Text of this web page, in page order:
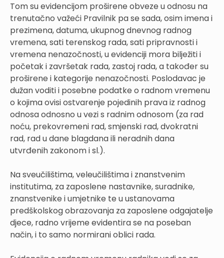
Tom su evidencijom proširene obveze u odnosu na
trenutačno važeći Pravilnik pa se sada, osim imena i
prezimena, datuma, ukupnog dnevnog radnog
vremena, sati terenskog rada, sati pripravnosti i
vremena nenazočnosti, u evidenciji mora bilježiti i
početak i završetak rada, zastoj rada, a također su
proširene i kategorije nenazočnosti. Poslodavac je
dužan voditi i posebne podatke o radnom vremenu
o kojima ovisi ostvarenje pojedinih prava iz radnog
odnosa odnosno u vezi s radnim odnosom (za rad
noću, prekovremeni rad, smjenski rad, dvokratni
rad, rad u dane blagdana ili neradnih dana
utvrđenih zakonom i sl.).
Na sveučilištima, veleučilištima i znanstvenim
institutima, za zaposlene nastavnike, suradnike,
znanstvenike i umjetnike te u ustanovama
predškolskog obrazovanja za zaposlene odgajatelje
djece, radno vrijeme evidentira se na poseban
način, i to samo normirani oblici rada.